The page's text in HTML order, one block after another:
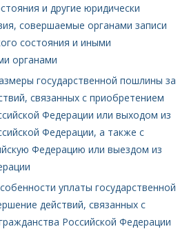
и другие юридически
совершаемые органами записи
состояния и иными
органами
государственной пошлины за
связанных с приобретением
Федерации или выходом из
Федерации, а также с
Федерацию или выездом из
уплаты государственной
действий, связанных с
Российской Федерации